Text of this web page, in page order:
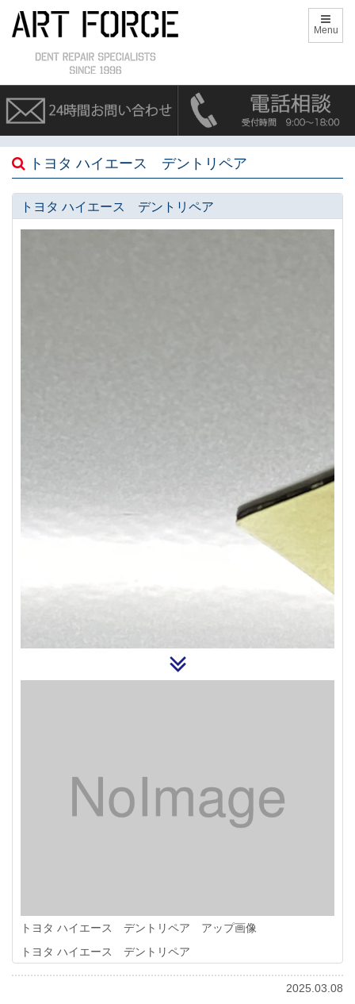
トヨタ ハイエース デントリペア
トヨタ ハイエース デントリペア
トヨタ ハイエース デントリペア アップ画像
トヨタ ハイエース デントリペア
2025.03.08
Menu